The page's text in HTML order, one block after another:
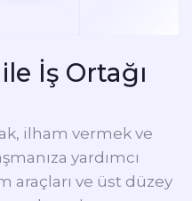
ile İş Ortağı
ilham vermek ve
yardımcı
araçları ve üst düzey